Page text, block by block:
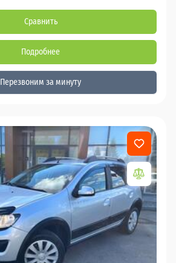
Сравнить
Подробнее
Перезвоним за минуту